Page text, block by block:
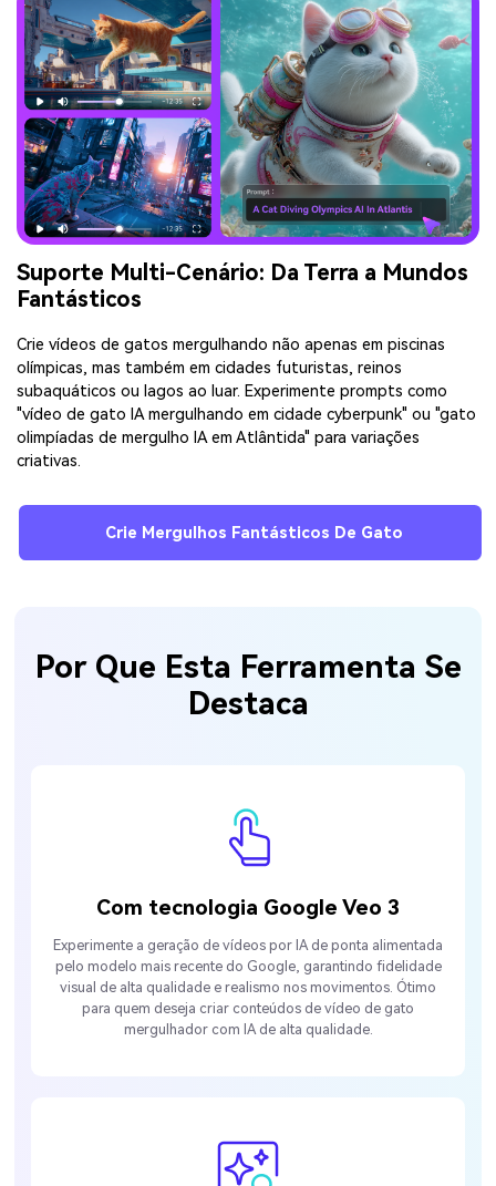
Suporte Multi-Cenário: Da Terra a Mundos
Fantásticos
Crie vídeos de gatos mergulhando não apenas em piscinas
olímpicas, mas também em cidades futuristas, reinos
subaquáticos ou lagos ao luar. Experimente prompts como
"vídeo de gato IA mergulhando em cidade cyberpunk" ou "gato
olimpíadas de mergulho IA em Atlântida" para variações
criativas.
Crie Mergulhos Fantásticos De Gato
Por Que Esta Ferramenta Se
Destaca
Com tecnologia Google Veo 3
Experimente a geração de vídeos por IA de ponta alimentada
pelo modelo mais recente do Google, garantindo fidelidade
visual de alta qualidade e realismo nos movimentos. Ótimo
para quem deseja criar conteúdos de vídeo de gato
mergulhador com IA de alta qualidade.